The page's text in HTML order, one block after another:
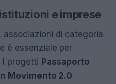
e imprese
associazioni di categoria
è essenziale per
I progetti Passaporto
Movimento 2.0